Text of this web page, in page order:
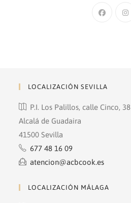
LOCALIZACIÓN SEVILLA
P.I. Los Palillos, calle Cinco, 38
Alcalá de Guadaira
41500 Sevilla
677 48 16 09
atencion@acbcook.es
LOCALIZACIÓN MÁLAGA